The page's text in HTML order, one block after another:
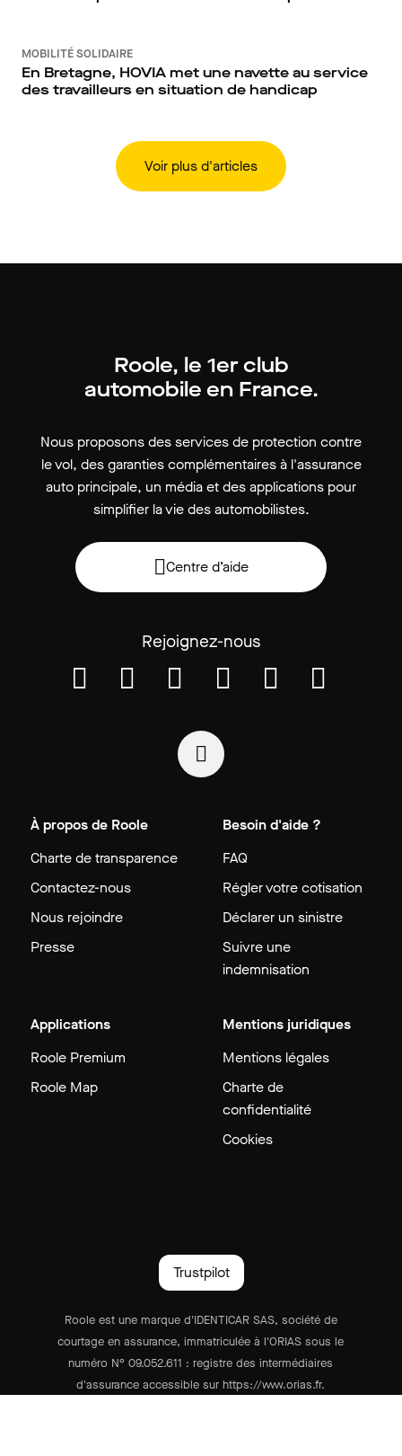
MOBILITÉ SOLIDAIRE
En Bretagne, HOVIA met une navette au service
des travailleurs en situation de handicap
Voir plus d'articles
Roole, le 1er club
automobile en France.
Nous proposons des services de protection contre
le vol, des garanties complémentaires à l'assurance
auto principale, un média et des applications pour
simplifier la vie des automobilistes.
Centre d’aide
Rejoignez-nous
À propos de Roole
Charte de transparence
Contactez-nous
Nous rejoindre
Presse
Besoin d'aide ?
FAQ
Régler votre cotisation
Déclarer un sinistre
Suivre une
indemnisation
Applications
Roole Premium
Roole Map
Mentions juridiques
Mentions légales
Charte de
confidentialité
Cookies
Trustpilot
Roole est une marque d'IDENTICAR SAS, société de
courtage en assurance, immatriculée à l'ORIAS sous le
numéro N° 09.052.611 : registre des intermédiaires
d'assurance accessible sur https://www.orias.fr.